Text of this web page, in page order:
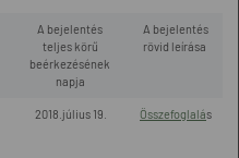
A bejelentés
teljes körű
beérkezésének
napja
A bejelentés
rövid leírása
2018.július 19. Összefoglalás